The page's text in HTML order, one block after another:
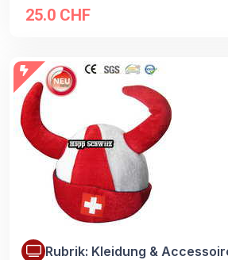
25.0 CHF
Rubrik: Kleidung &